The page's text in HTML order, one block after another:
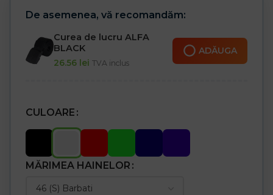
De asemenea, vă recomandăm:
Curea de lucru ALFA
BLACK
26.56 lei TVA inclus
ADĂUGA
CULOARE
MĂRIMEA HAINELOR